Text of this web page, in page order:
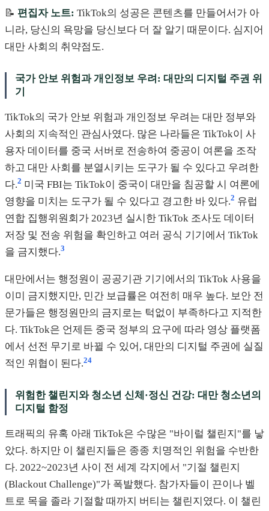
📝 편집자 노트: TikTok의 성공은 콘텐츠를 만들어서가 아
니라, 당신의 욕망을 당신보다 더 잘 알기 때문이다. 심지어
대만 사회의 취약점도.
국가 안보 위험과 개인정보 우려: 대만의 디지털 주권 위
기
TikTok의 국가 안보 위험과 개인정보 우려는 대만 정부와
사회의 지속적인 관심사였다. 많은 나라들은 TikTok이 사
용자 데이터를 중국 서버로 전송하여 중공이 여론을 조작
하고 대만 사회를 분열시키는 도구가 될 수 있다고 우려한
다.2 미국 FBI는 TikTok이 중국이 대만을 침공할 시 여론에
영향을 미치는 도구가 될 수 있다고 경고한 바 있다.2 유럽
연합 집행위원회가 2023년 실시한 TikTok 조사도 데이터
저장 및 전송 위험을 확인하고 여러 공식 기기에서 TikTok
을 금지했다.3
대만에서는 행정원이 공공기관 기기에서의 TikTok 사용을
이미 금지했지만, 민간 보급률은 여전히 매우 높다. 보안 전
문가들은 행정원만의 금지로는 턱없이 부족하다고 지적한
다. TikTok은 언제든 중국 정부의 요구에 따라 영상 플랫폼
에서 선전 무기로 바뀔 수 있어, 대만의 디지털 주권에 실질
적인 위협이 된다.24
위험한 챌린지와 청소년 신체·정신 건강: 대만 청소년의
디지털 함정
트래픽의 유혹 아래 TikTok은 수많은 "바이럴 챌린지"를 낳
았다. 하지만 이 챌린지들은 종종 치명적인 위험을 수반한
다. 2022~2023년 사이 전 세계 각지에서 "기절 챌린지
(Blackout Challenge)"가 폭발했다. 참가자들이 끈이나 벨
트로 목을 졸라 기절할 때까지 버티는 챌린지였다. 이 챌린